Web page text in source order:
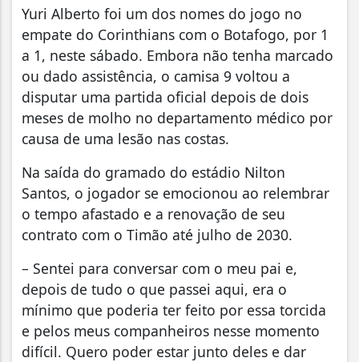
Yuri Alberto foi um dos nomes do jogo no
empate do Corinthians com o Botafogo, por 1
a 1, neste sábado. Embora não tenha marcado
ou dado assistência, o camisa 9 voltou a
disputar uma partida oficial depois de dois
meses de molho no departamento médico por
causa de uma lesão nas costas.
Na saída do gramado do estádio Nilton
Santos, o jogador se emocionou ao relembrar
o tempo afastado e a renovação de seu
contrato com o Timão até julho de 2030.
– Sentei para conversar com o meu pai e,
depois de tudo o que passei aqui, era o
mínimo que poderia ter feito por essa torcida
e pelos meus companheiros nesse momento
difícil. Quero poder estar junto deles e dar